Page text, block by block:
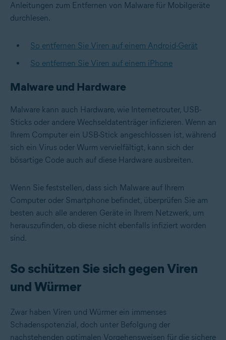
Anleitungen zum Entfernen von Malware für Mobilgeräte
durchlesen.
So entfernen Sie Viren auf einem Android-Gerät
So entfernen Sie Viren auf einem iPhone
Malware und Hardware
Malware kann auch Hardware, wie Internetrouter, USB-
Sticks oder andere Wechseldatenträger infizieren. Wenn an
Ihrem Computer ein USB-Stick angeschlossen ist, während
sich ein Virus oder Wurm vervielfältigt, kann sich der
bösartige Code auch auf diese Hardware ausbreiten.
Wenn Sie feststellen, dass sich Malware auf Ihrem
Computer oder Smartphone befindet, überprüfen Sie am
besten auch alle anderen Geräte in Ihrem Netzwerk, um
herauszufinden, ob diese nicht ebenfalls infiziert worden
sind.
So schützen Sie sich gegen Viren
und Würmer
Zwar haben Viren und Würmer ein immenses
Schadenspotenzial, doch unter Befolgung der
nachstehenden optimalen Vorgehensweisen für die sichere